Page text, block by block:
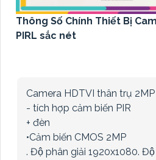
Thông Số Chính Thiết Bị
PIRL sắc nét
Camera HDTVI thân trụ 2MP
- tích hợp cảm biến PIR
+ đèn
•Cảm biến CMOS 2MP
. Độ phân giải 1920x1080.